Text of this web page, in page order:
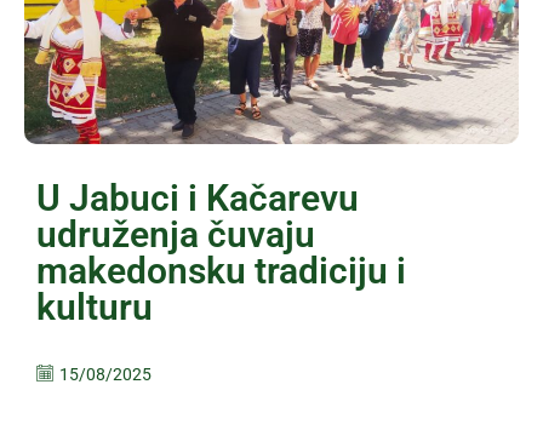
U Jabuci i Kačarevu
udruženja čuvaju
makedonsku tradiciju i
kulturu
15/08/2025